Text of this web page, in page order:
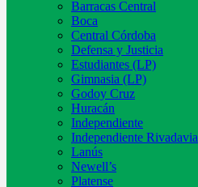
Barracas Central
Boca
Central Córdoba
Defensa y Justicia
Estudiantes (LP)
Gimnasia (LP)
Godoy Cruz
Huracán
Independiente
Independiente Rivadavia
Lanús
Newell’s
Platense